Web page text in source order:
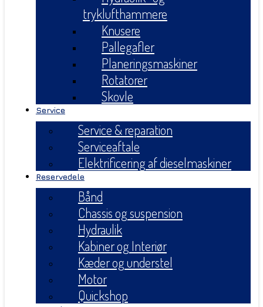
tryklufthammere
Knusere
Pallegafler
Planeringsmaskiner
Rotatorer
Skovle
Service
Service & reparation
Serviceaftale
Elektrificering af dieselmaskiner
Reservedele
Bånd
Chassis og suspension
Hydraulik
Kabiner og Interiør
Kæder og understel
Motor
Quickshop